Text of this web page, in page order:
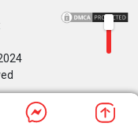
Trial Phần
Thắng